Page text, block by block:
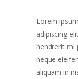
Lorem
adipiscing
hendrerit mi
neque
aliquam in